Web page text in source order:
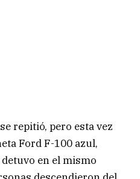
repitió, pero esta vez
Ford F-100 azul,
en el mismo